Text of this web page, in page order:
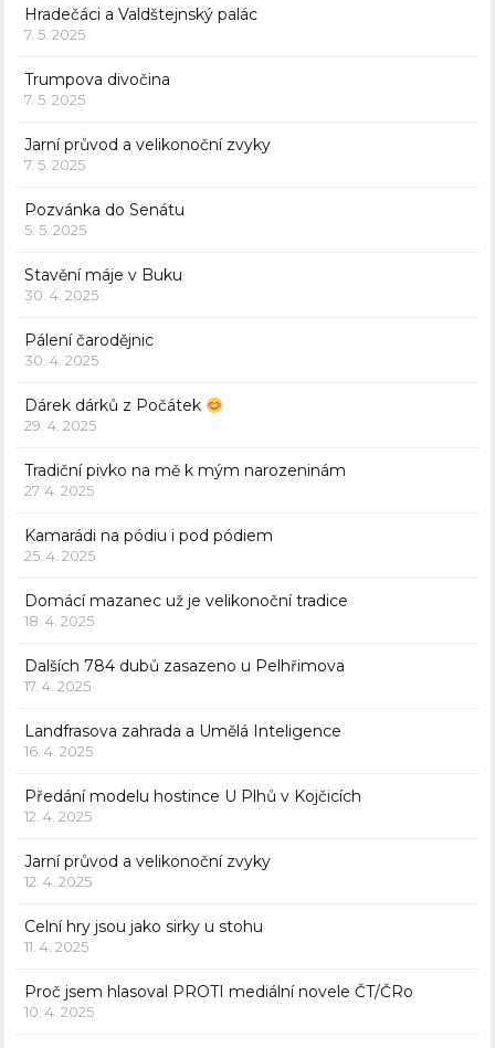
Hradečáci a Valdštejnský palác
7. 5. 2025
Trumpova divočina
7. 5. 2025
Jarní průvod a velikonoční zvyky
7. 5. 2025
Pozvánka do Senátu
5. 5. 2025
Stavění máje v Buku
30. 4. 2025
Pálení čarodějnic
30. 4. 2025
Dárek dárků z Počátek
29. 4. 2025
Tradiční pivko na mě k mým narozeninám
27. 4. 2025
Kamarádi na pódiu i pod pódiem
25. 4. 2025
Domácí mazanec už je velikonoční tradice
18. 4. 2025
Dalších 784 dubů zasazeno u Pelhřimova
17. 4. 2025
Landfrasova zahrada a Umělá Inteligence
16. 4. 2025
Předání modelu hostince U Plhů v Kojčicích
12. 4. 2025
Jarní průvod a velikonoční zvyky
12. 4. 2025
Celní hry jsou jako sirky u stohu
11. 4. 2025
Proč jsem hlasoval PROTI mediální novele ČT/ČRo
10. 4. 2025